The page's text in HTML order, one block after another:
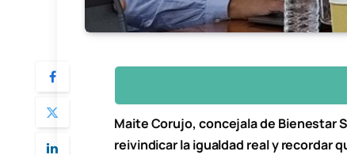
Maite Corujo, concejala de Bienestar
reivindicar la igualdad real y recordar